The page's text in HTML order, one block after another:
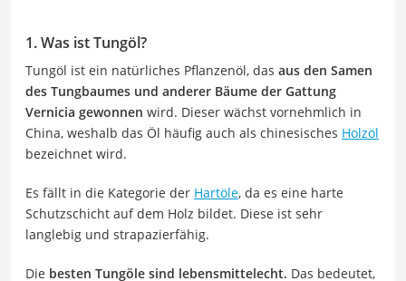
1. Was ist Tungöl?
Tungöl ist ein natürliches Pflanzenöl, das aus den Samen
des Tungbaumes und anderer Bäume der Gattung
Vernicia gewonnen wird. Dieser wächst vornehmlich in
China, weshalb das Öl häufig auch als chinesisches Holzöl
bezeichnet wird.
Es fällt in die Kategorie der Hartöle, da es eine harte
Schutzschicht auf dem Holz bildet. Diese ist sehr
langlebig und strapazierfähig.
Die besten Tungöle sind lebensmittelecht. Das bedeutet,